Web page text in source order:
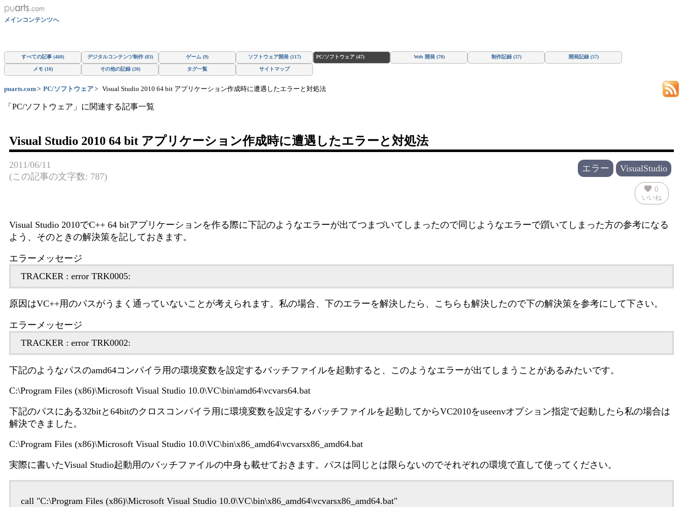
メインコンテンツへ
すべての記事 (460) デジタルコンテンツ制作 (83) ゲーム (9) ソフトウェア開発 (117) PC/ソフトウェア (47) Web 開発 (70) 制作記録 (37) 開発記録 (57)
メモ (10) その他の記録 (20) タグ一覧 サイトマップ
puarts.com PC/ソフトウェア Visual Studio 2010 64 bit アプリケーション作成時に遭遇したエラーと対処法
「PC/ソフトウェア」に関連する記事一覧
Visual Studio 2010 64 bit アプリケーション作成時に遭遇したエラーと対処法
2011/06/11
(この記事の文字数: 787)
エラー VisualStudio
favorite 0
いいね
Visual Studio 2010でC++ 64 bitアプリケーションを作る際に下記のようなエラーが出てつまづいてしまったので同じようなエラーで躓いてしまった方の参考になる
よう、そのときの解決策を記しておきます。
エラーメッセージ
TRACKER : error TRK0005:
原因はVC++用のパスがうまく通っていないことが考えられます。私の場合、下のエラーを解決したら、こちらも解決したので下の解決策を参考にして下さい。
エラーメッセージ
TRACKER : error TRK0002:
下記のようなパスのamd64コンパイラ用の環境変数を設定するバッチファイルを起動すると、このようなエラーが出てしまうことがあるみたいです。
C:\Program Files (x86)\Microsoft Visual Studio 10.0\VC\bin\amd64\vcvars64.bat
下記のパスにある32bitと64bitのクロスコンパイラ用に環境変数を設定するバッチファイルを起動してからVC2010をuseenvオプション指定で起動したら私の場合は
解決できました。
C:\Program Files (x86)\Microsoft Visual Studio 10.0\VC\bin\x86_amd64\vcvarsx86_amd64.bat
実際に書いたVisual Studio起動用のバッチファイルの中身も載せておきます。パスは同じとは限らないのでそれぞれの環境で直して使ってください。
call "C:\Program Files (x86)\Microsoft Visual Studio 10.0\VC\bin\x86_amd64\vcvarsx86_amd64.bat"